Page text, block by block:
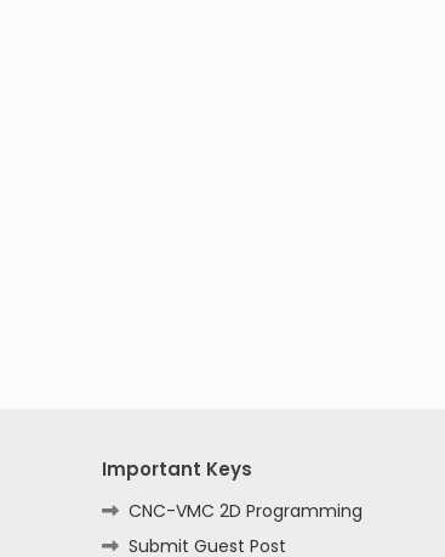
Important Keys
CNC-VMC 2D Programming
Submit Guest Post